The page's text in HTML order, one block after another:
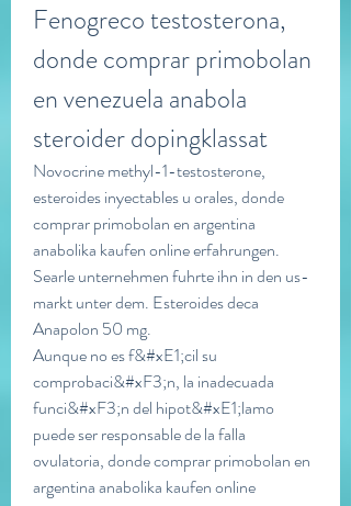
Fenogreco testosterona,
donde comprar primobolan
en venezuela anabola
steroider dopingklassat
Novocrine methyl-1-testosterone,
esteroides inyectables u orales, donde
comprar primobolan en argentina
anabolika kaufen online erfahrungen.
Searle unternehmen fuhrte ihn in den us-
markt unter dem. Esteroides deca
Anapolon 50 mg.
Aunque no es f&#xE1;cil su
comprobaci&#xF3;n, la inadecuada
funci&#xF3;n del hipot&#xE1;lamo
puede ser responsable de la falla
ovulatoria, donde comprar primobolan en
argentina anabolika kaufen online